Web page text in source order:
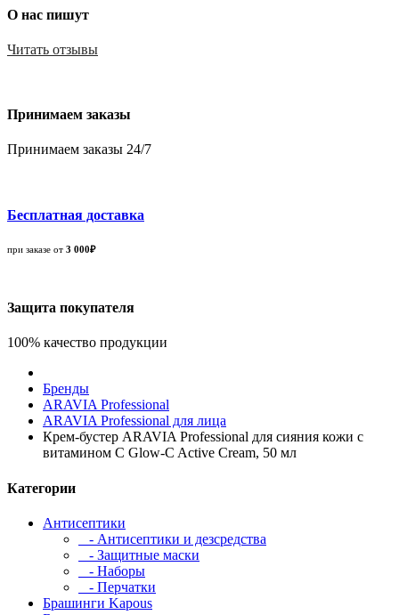
О нас пишут
Читать отзывы
Принимаем заказы
Принимаем заказы 24/7
Бесплатная доставка
при заказе от 3 000₽
Защита покупателя
100% качество продукции
Бренды
ARAVIA Professional
ARAVIA Professional для лица
Крем-бустер ARAVIA Professional для сияния кожи с
витамином С Glow-C Active Cream, 50 мл
Категории
Антисептики
- Антисептики и дезсредства
- Защитные маски
- Наборы
- Перчатки
Брашинги Kapous